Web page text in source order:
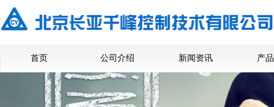
首页 公司介绍 新闻资讯 产